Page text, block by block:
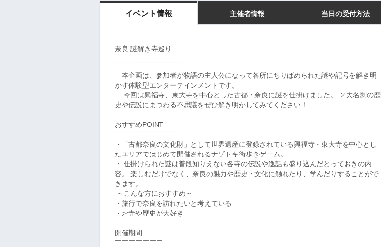
イベント情報 主催者情報 当日の受付方法
奈良 謎解き寺巡り
￣￣￣￣￣￣￣￣￣￣
本企画は、参加者が物語の主人公になって各所にちりばめられた謎や記号を解き明
かす体験型エンターテインメントです。
今回は興福寺、東大寺を中心とした古都・奈良に謎を仕掛けました。 ２大名刹の歴
史や伝説にまつわる不思議をぜひ解き明かしてみてください！
おすすめPOINT
￣￣￣￣￣￣￣￣￣
・「古都奈良の文化財」として世界遺産に登録されている興福寺・東大寺を中心とし
たエリアではじめて開催されるナゾトキ街歩きゲーム。
・ 仕掛けられた謎は普段知りえない各寺の伝説や逸話も盛り込んだとっておきの内
容。 楽しむだけでなく、奈良の魅力や歴史・文化に触れたり、学んだりすることがで
きます。
～こんな方におすすめ～
・旅行で奈良を訪れたいと考えている
・お寺や歴史が大好き
開催期間
￣￣￣￣￣￣￣